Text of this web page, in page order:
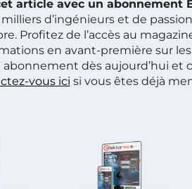
article avec un abonnement
d’ingénieurs et de
Profitez de l’accès au
en avant-première sur
abonnement dès aujourd’hui
vous ici si vous êtes déjà